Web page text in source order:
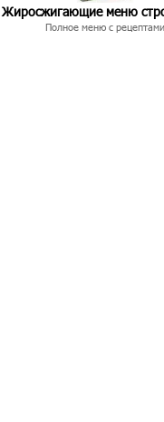
Жиросжигающие меню
Полное меню с рецептами